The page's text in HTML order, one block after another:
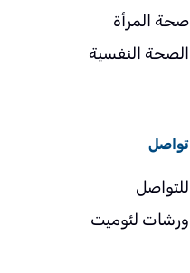
صحة المرأة
الصحة النفسية
تواصل
للتواصل
ورشات لئوميت